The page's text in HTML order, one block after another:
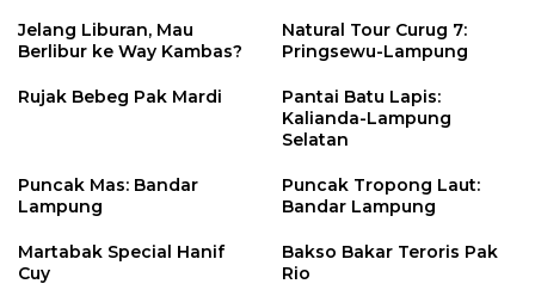
Jelang Liburan, Mau
Berlibur ke Way Kambas?
Natural Tour Curug 7:
Pringsewu-Lampung
Rujak Bebeg Pak Mardi
Pantai Batu Lapis:
Kalianda-Lampung
Selatan
Puncak Mas: Bandar
Lampung
Puncak Tropong Laut:
Bandar Lampung
Martabak Special Hanif
Cuy
Bakso Bakar Teroris Pak
Rio